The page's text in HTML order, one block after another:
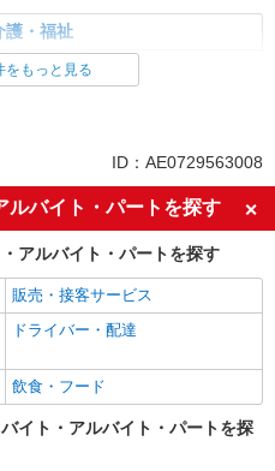
護・福祉
師
深夜
交通費支給
社員登用あり
をもっと見る
ID：AE0729563008
ルバイト・パートを探す
アルバイト・パートを探す
販売・接客サービス
ドライバー・配達
飲食・フード
イト・アルバイト・パートを探